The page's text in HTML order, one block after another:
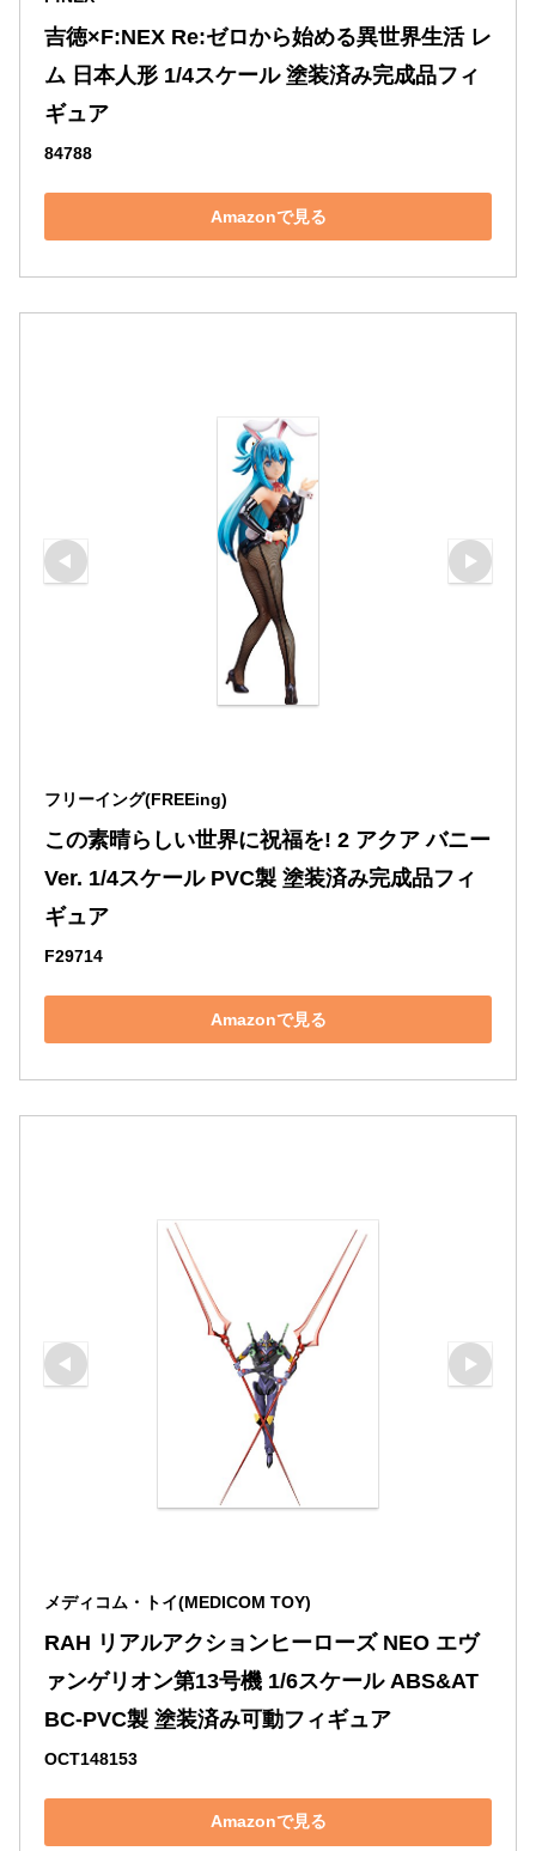
吉徳×F:NEX Re:ゼロから始める異世界生活 レ
ム 日本人形 1/4スケール 塗装済み完成品フィ
ギュア
84788
Amazonで見る
フリーイング(FREEing)
この素晴らしい世界に祝福を! 2 アクア バニー
Ver. 1/4スケール PVC製 塗装済み完成品フィ
ギュア
F29714
Amazonで見る
メディコム・トイ(MEDICOM TOY)
RAH リアルアクションヒーローズ NEO エヴ
ァンゲリオン第13号機 1/6スケール ABS&AT
BC-PVC製 塗装済み可動フィギュア
OCT148153
Amazonで見る